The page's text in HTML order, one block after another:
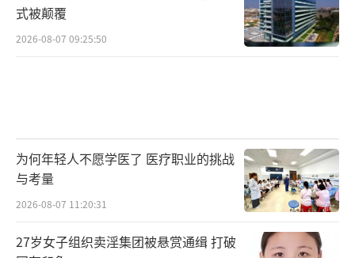
式被颠覆
2026-08-07 09:25:50
为何年轻人不愿学医了 医疗职业的挑战
与考量
2026-08-07 11:20:31
27岁女子组织卖淫集团被悬赏通缉 打破